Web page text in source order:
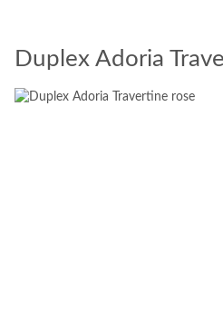
Duplex Adoria